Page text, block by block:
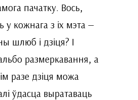
пачатку. Вось,
кожнага з іх мэта —
шлюб і дзіця? І
размеркавання, а
разе дзіця можа
ўдасца выратаваць